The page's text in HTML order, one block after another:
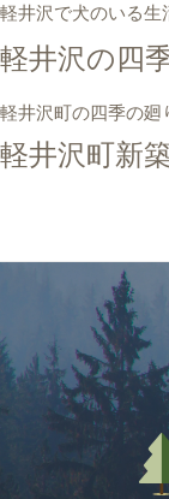
軽井沢で犬のいる生
軽井沢の四
軽井沢町の四季の廻
軽井沢町新